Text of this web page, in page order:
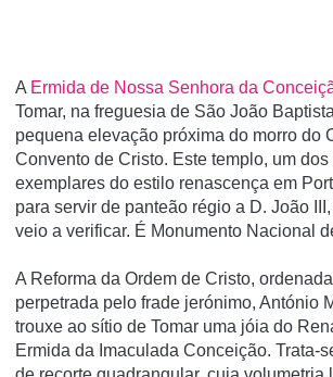
A Ermida de Nossa Senhora da
Tomar, na freguesia de São João
pequena elevação próxima do morro do
Convento de Cristo. Este templo, um
exemplares do estilo renascença em
para servir de panteão régio a D. João
veio a verificar. É Monumento Nacional
A Reforma da Ordem de Cristo,
perpetrada pelo frade jerónimo, António
trouxe ao sítio de Tomar uma jóia do
Ermida da Imaculada Conceição. Trata-